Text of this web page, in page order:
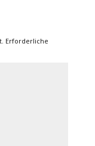
Erforderliche